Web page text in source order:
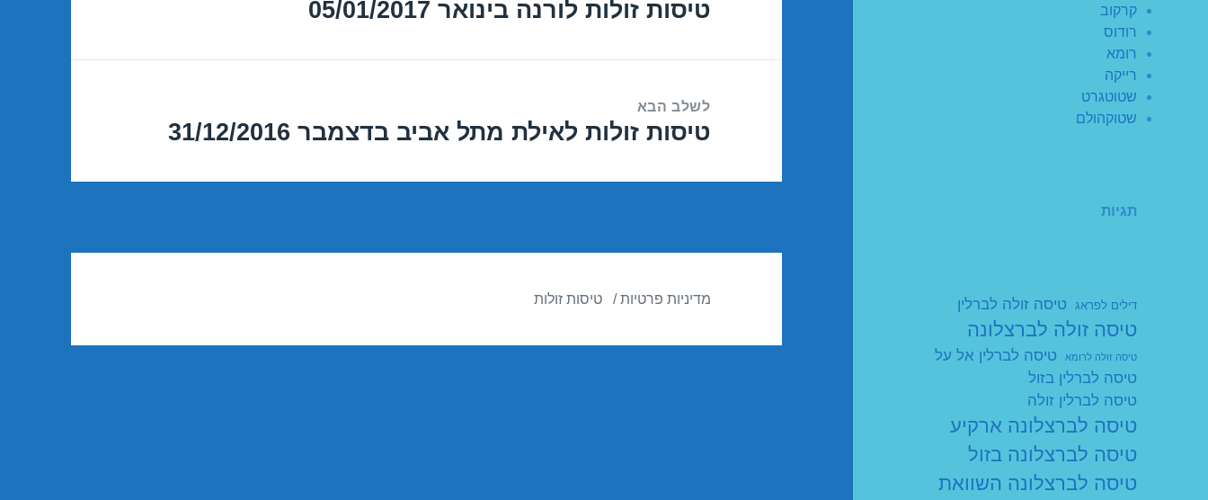
קרקוב
רודוס
רומא
רייקה
שטוטגרט
שטוקהולם
תגיות
דילים לפראג טיסה זולה לברלין
טיסה זולה לברצלונה
טיסה זולה לרומא
טיסה לברלין אל על
טיסה לברלין בזול
טיסה לברלין זולה
טיסה לברצלונה ארקיע
טיסה לברצלונה בזול
טיסה לברצלונה השוואת
הפוסט
טיסות זולות לורנה בינואר 05/01/2017
לשלב הבא
הפוסט
טיסות זולות לאילת מתל אביב בדצמבר 31/12/2016
מדיניות פרטיות טיסות זולות